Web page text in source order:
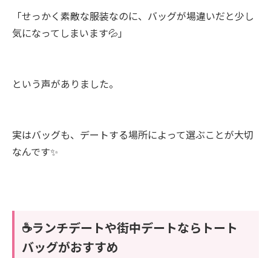
「せっかく素敵な服装なのに、バッグが場違いだと少し
気になってしまいます💦」
という声がありました。
実はバッグも、デートする場所によって選ぶことが大切
なんです✨
☕ランチデートや街中デートならトート
バッグがおすすめ